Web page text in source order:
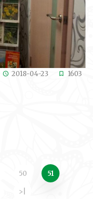
2018-04-23 1603
50 51
>|